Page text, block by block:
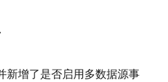
新增了是否启用多数据源事